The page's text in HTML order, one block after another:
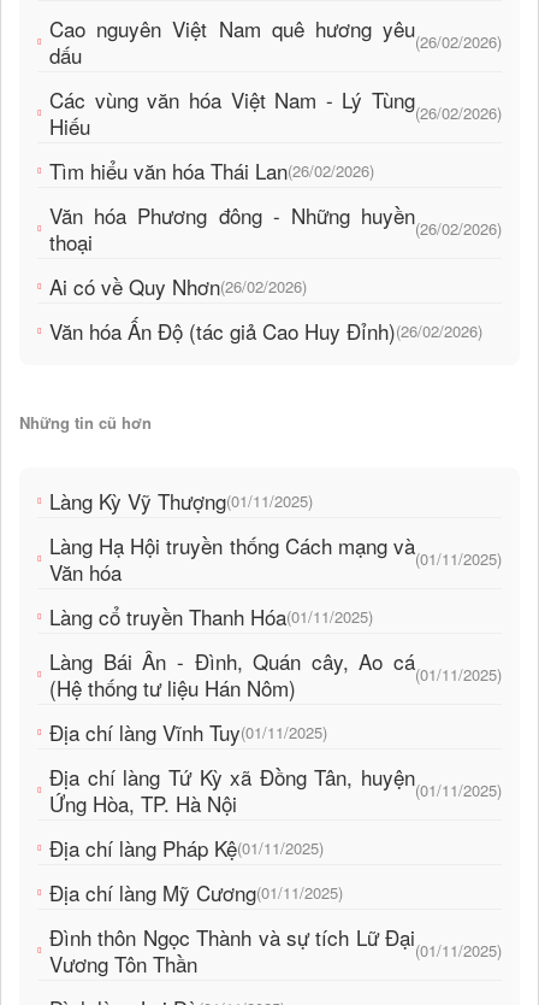
Cao nguyên Việt Nam quê hương yêu
dấu
(26/02/2026)
Các vùng văn hóa Việt Nam - Lý Tùng
Hiếu
(26/02/2026)
Tìm hiểu văn hóa Thái Lan(26/02/2026)
Văn hóa Phương đông - Những huyền
thoại
(26/02/2026)
Ai có về Quy Nhơn(26/02/2026)
Văn hóa Ấn Độ (tác giả Cao Huy Đỉnh)(26/02/2026)
Những tin cũ hơn
Làng Kỳ Vỹ Thượng(01/11/2025)
Làng Hạ Hội truyền thống Cách mạng và
Văn hóa
(01/11/2025)
Làng cổ truyền Thanh Hóa(01/11/2025)
Làng Bái Ân - Đình, Quán cây, Ao cá
(Hệ thống tư liệu Hán Nôm)
(01/11/2025)
Địa chí làng Vĩnh Tuy(01/11/2025)
Địa chí làng Tứ Kỳ xã Đồng Tân, huyện
Ứng Hòa, TP. Hà Nội
(01/11/2025)
Địa chí làng Pháp Kệ(01/11/2025)
Địa chí làng Mỹ Cương(01/11/2025)
Đình thôn Ngọc Thành và sự tích Lữ Đại
Vương Tôn Thần
(01/11/2025)